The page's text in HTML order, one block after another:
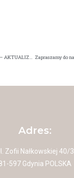
KALENDARZ TARGOWY – AKTUALIZACJA
Adres:
Zofii Nałkowskiej 40/3
597 Gdynia POLSKA